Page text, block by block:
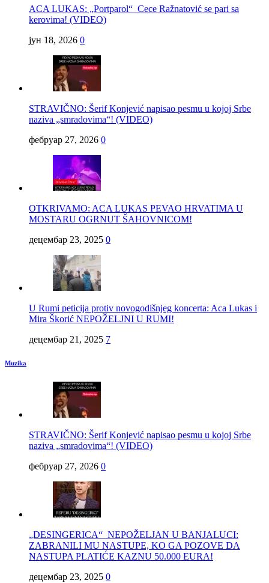
ACA LUKAS: „Portparol“ Cece Ražnatović se pari sa
kerovima! (VIDEO)
јун 18, 2026 0
STRAVIČNO: Šerif Konjević napisao pesmu u kojoj Srbe
naziva „smradovima“! (VIDEO)
фебруар 27, 2026 0
OTKRIVAMO: ACA LUKAS PEVAO HRVATIMA U
MOSTARU OGRNUT ŠAHOVNICOM!
децембар 23, 2025 0
U Rumi peticija protiv novogodišnjeg koncerta: Aca Lukas i
Mira Škorić NEPOŽELJNI U RUMI!
децембар 21, 2025 7
Muzika
STRAVIČNO: Šerif Konjević napisao pesmu u kojoj Srbe
naziva „smradovima“! (VIDEO)
фебруар 27, 2026 0
„DESINGERICA“ NEPOŽELJAN U BANJALUCI:
ZABRANILI MU NASTUPE, KO GA POZOVE DA
NASTUPA PLATIĆE KAZNU 50.000 EURA!
децембар 23, 2025 0